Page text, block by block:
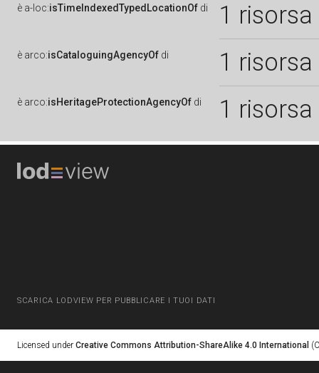
è a-loc:isTimeIndexedTypedLocationOf di 1 risorsa
è arco:isCataloguingAgencyOf di 1 risorsa
è arco:isHeritageProtectionAgencyOf di 1 risorsa
SCARICA LODVIEW PER PUBBLICARE I TUOI DATI
Licensed under Creative Commons Attribution-ShareAlike 4.0 International